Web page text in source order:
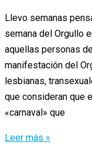
Llevo semanas
semana del Orgullo
aquellas personas
manifestación del
lesbianas,
que consideran que
«carnaval» que
Orgullosos
Leer más »